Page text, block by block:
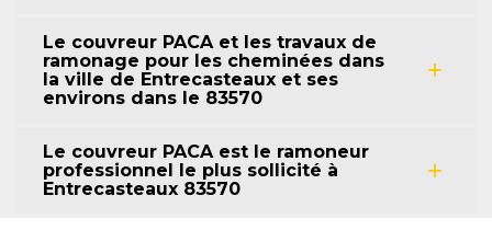
Le couvreur PACA et les travaux de
ramonage pour les cheminées dans
la ville de Entrecasteaux et ses
environs dans le 83570
Le couvreur PACA est le ramoneur
professionnel le plus sollicité à
Entrecasteaux 83570